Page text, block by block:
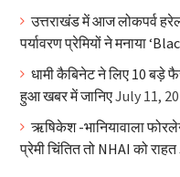
उत्तराखंड में आज लोकपर्व
पर्यावरण प्रेमियों ने मनाया
धामी कैबिनेट ने लिए 10 बड़े
हुआ खबर में जानिएJuly 11,
ऋषिकेश -भानियावाला
प्रेमी चिंतित तो NHAI को राहत